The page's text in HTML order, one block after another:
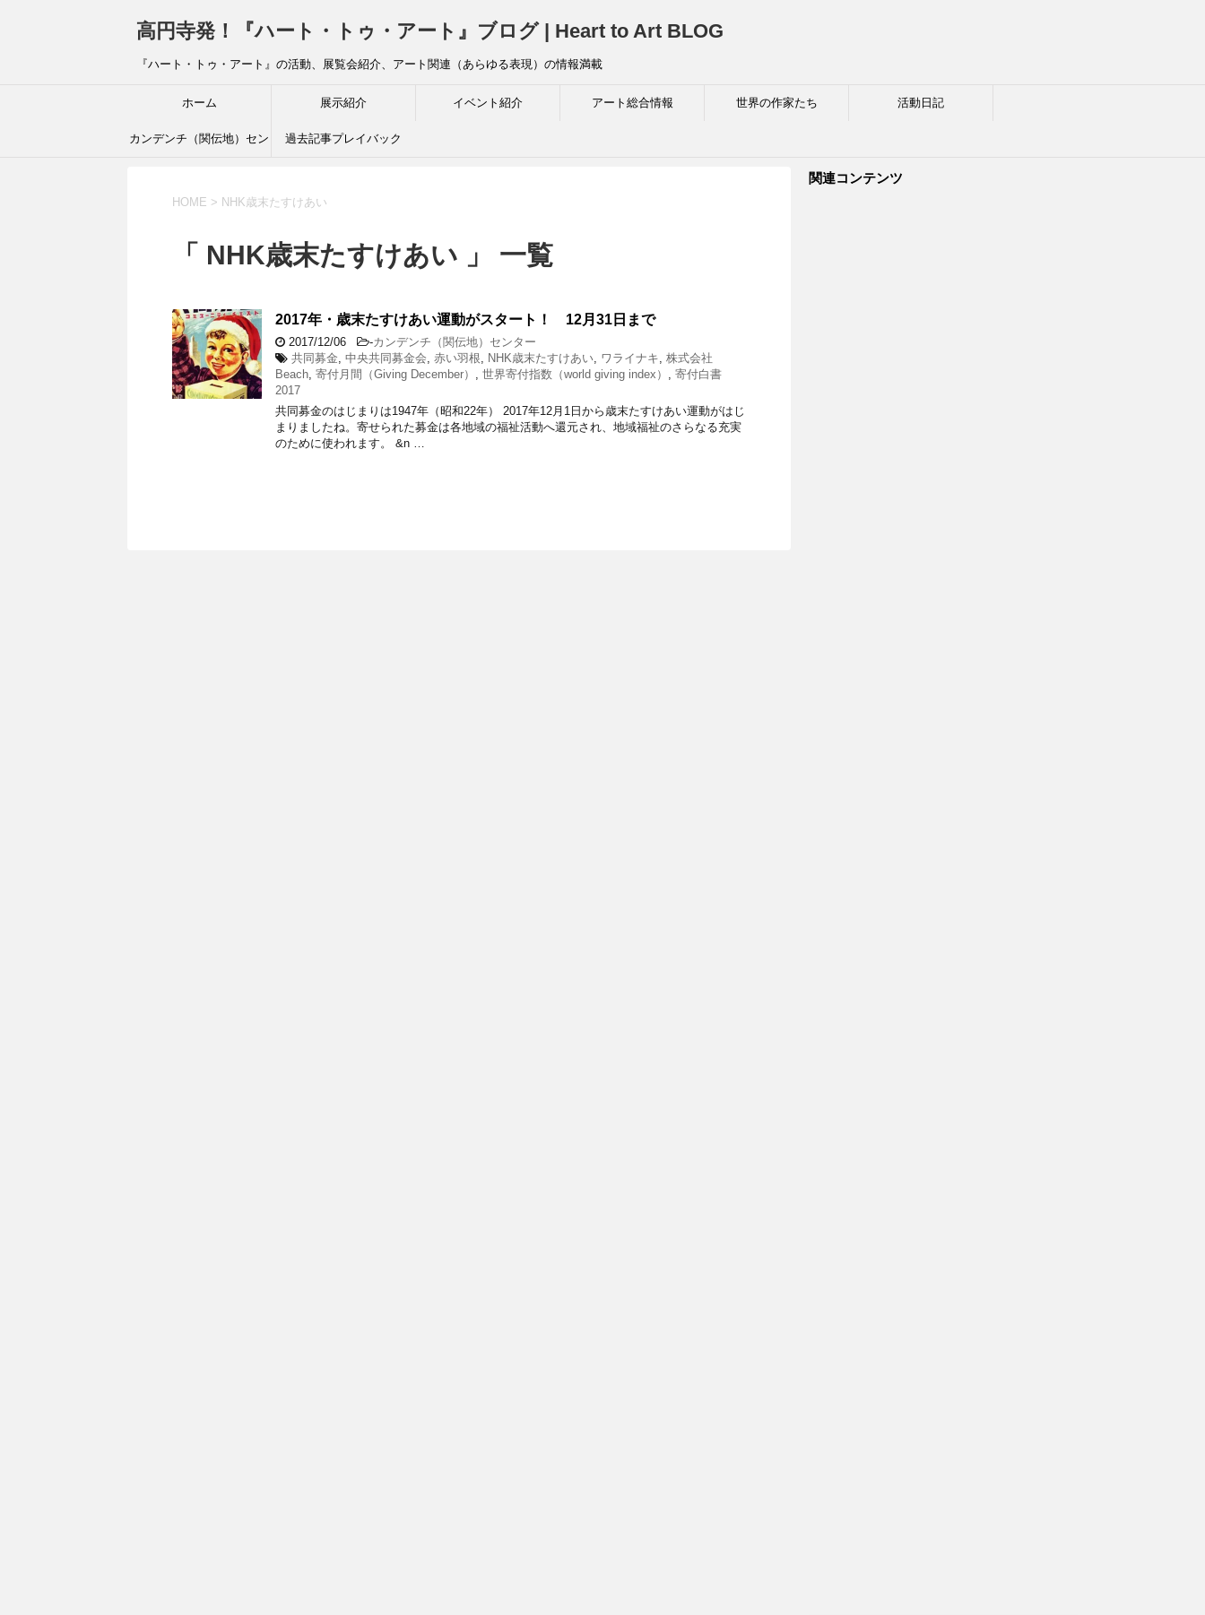
高円寺発！『ハート・トゥ・アート』ブログ | Heart to Art BLOG
『ハート・トゥ・アート』の活動、展覧会紹介、アート関連（あらゆる表現）の情報満載
ホーム 展示紹介 イベント紹介 アート総合情報 世界の作家たち 活動日記
カンデンチ（関伝地）セン 過去記事プレイバック
HOME > NHK歳末たすけあい
「 NHK歳末たすけあい 」 一覧
2017年・歳末たすけあい運動がスタート！ 12月31日まで
2017/12/06 -カンデンチ（関伝地）センター
共同募金, 中央共同募金会, 赤い羽根, NHK歳末たすけあい, ワライナキ, 株式会社
Beach, 寄付月間（Giving December） , 世界寄付指数（world giving index） , 寄付白書
2017
共同募金のはじまりは1947年（昭和22年） 2017年12月1日から歳末たすけあい運動がはじ
まりましたね。寄せられた募金は各地域の福祉活動へ還元され、地域福祉のさらなる充実
のために使われます。 &n …
関連コンテンツ